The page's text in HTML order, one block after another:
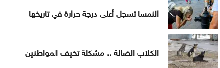
علامات تجارية مقلدة
الدفاع اليمنية تؤكد سقوط قتلى وجرحى في هجوم
حوثي وتتوعد بالرد
النمسا تسجل أعلى درجة حرارة في تاريخها
الكلاب الضالة .. مشكلة تخيف المواطنين